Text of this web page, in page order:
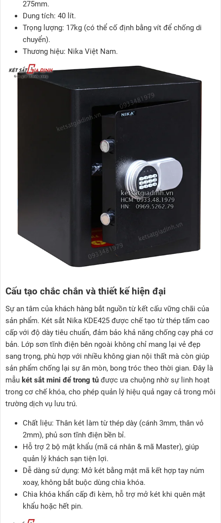
275mm.
Dung tích: 40 lít.
Trọng lượng: 17kg (có thể cố định bằng vít để chống di
chuyển).
Thương hiệu: Nika Việt Nam.
Cấu tạo chắc chắn và thiết kế hiện đại
Sự an tâm của khách hàng bắt nguồn từ kết cấu vững chãi của
sản phẩm. Két sắt Nika KDE425 được chế tạo từ thép tấm cao
cấp với độ dày tiêu chuẩn, đảm bảo khả năng chống cạy phá cơ
bản. Lớp sơn tĩnh điện bên ngoài không chỉ mang lại vẻ đẹp
sang trọng, phù hợp với nhiều không gian nội thất mà còn giúp
sản phẩm chống lại sự ăn mòn, bong tróc theo thời gian. Đây là
mẫu két sắt mini để trong tủ được ưa chuộng nhờ sự linh hoạt
trong cơ chế khóa, cho phép quản lý hiệu quả ngay cả trong môi
trường dịch vụ lưu trú.
Chất liệu: Thân két làm từ thép dày (cánh 3mm, thân vỏ
2mm), phủ sơn tĩnh điện bền bỉ.
Hỗ trợ 2 bộ mật khẩu (mã cá nhân & mã Master), giúp
quản lý khách sạn tiện lợi.
Dễ dàng sử dụng: Mở két bằng mật mã kết hợp tay núm
xoay, không bắt buộc dùng chìa khóa.
Chìa khóa khẩn cấp đi kèm, hỗ trợ mở két khi quên mật
khẩu hoặc hết pin.